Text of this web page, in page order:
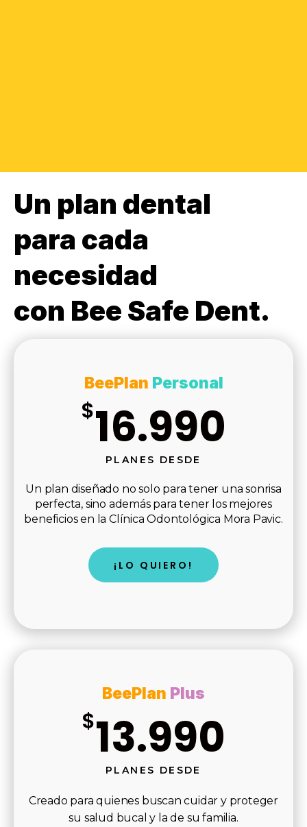
Un plan dental
para cada
necesidad
con Bee Safe Dent.
BeePlan Personal
$16.990
PLANES DESDE
Un plan diseñado no solo para tener una sonrisa
perfecta, sino además para tener los mejores
beneficios en la Clínica Odontológica Mora Pavic.
¡LO QUIERO!
BeePlan Plus
$13.990
PLANES DESDE
Creado para quienes buscan cuidar y proteger
su salud bucal y la de su familia.